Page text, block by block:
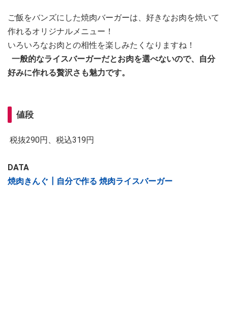
ご飯をバンズにした焼肉バーガーは、好きなお肉を焼いて
作れるオリジナルメニュー！
いろいろなお肉との相性を楽しみたくなりますね！
一般的なライスバーガーだとお肉を選べないので、自分
好みに作れる贅沢さも魅力です。
値段
税抜290円、税込319円
DATA
焼肉きんぐ┃自分で作る 焼肉ライスバーガー